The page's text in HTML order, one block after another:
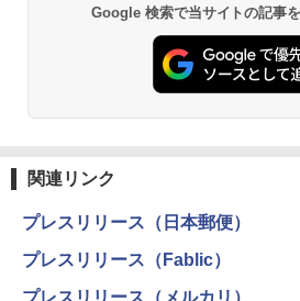
Google 検索で当サイトの記事
関連リンク
プレスリリース（日本郵便）
プレスリリース（Fablic）
プレスリリース（メルカリ）